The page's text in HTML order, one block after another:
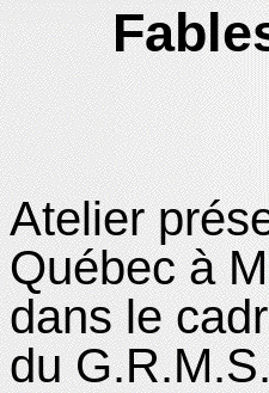
Atelier
Québec à
dans le
du